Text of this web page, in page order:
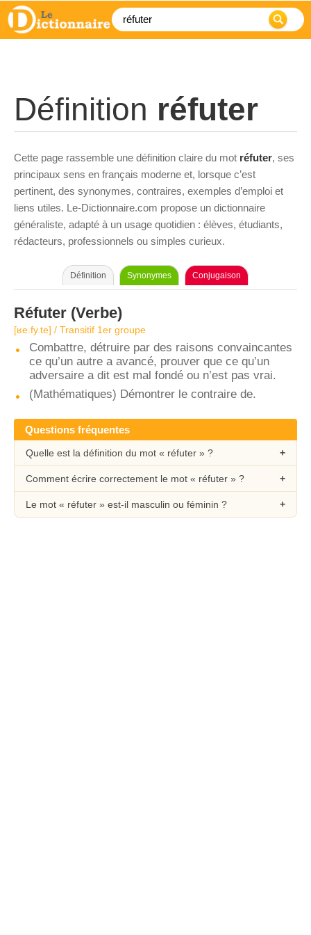
Définition réfuter
Cette page rassemble une définition claire du mot réfuter, ses
principaux sens en français moderne et, lorsque c’est
pertinent, des synonymes, contraires, exemples d’emploi et
liens utiles. Le-Dictionnaire.com propose un dictionnaire
généraliste, adapté à un usage quotidien : élèves, étudiants,
rédacteurs, professionnels ou simples curieux.
Définition Synonymes Conjugaison
Réfuter (Verbe)
[ʁe.fy.te] / Transitif 1er groupe
Combattre, détruire par des raisons convaincantes
ce qu’un autre a avancé, prouver que ce qu’un
adversaire a dit est mal fondé ou n’est pas vrai.
(Mathématiques) Démontrer le contraire de.
Questions fréquentes
Quelle est la définition du mot « réfuter » ?
Comment écrire correctement le mot « réfuter » ?
Le mot « réfuter » est-il masculin ou féminin ?